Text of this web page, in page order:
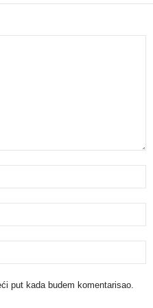
put kada budem komentarisao.